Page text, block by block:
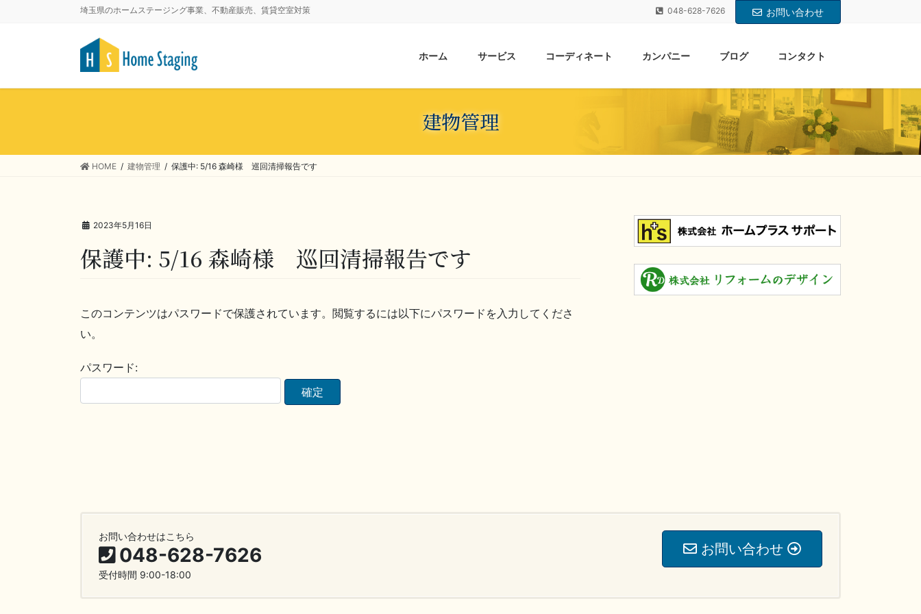
埼玉県のホームステージング事業、不動産販売、賃貸空室対策 048-628-7626 お問い合わせ
ホーム サービス コーディネート カンパニー ブログ コンタクト
建物管理
HOME 建物管理 保護中: 5/16 森崎様 巡回清掃報告です
2023年5月16日
保護中: 5/16 森崎様 巡回清掃報告です
このコンテンツはパスワードで保護されています。閲覧するには以下にパスワードを入力してくださ
い。
パスワード:
お問い合わせはこちら
048-628-7626
受付時間 9:00-18:00
お問い合わせ